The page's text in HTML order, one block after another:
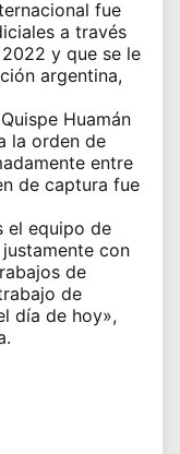
fue
a través
y que se le
argentina,
Huamán
la orden de
entre
de captura fue
el equipo de
con
de
de
día de hoy»,